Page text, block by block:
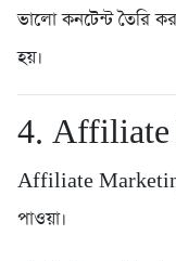
ভালো কনটেন্ট তৈরি
হয়।
4.
Affiliate Marketing
পাওয়া।